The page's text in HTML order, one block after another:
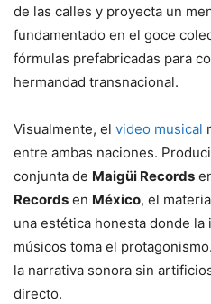
de las calles y proyecta un
fundamentado en el goce
fórmulas prefabricadas para
hermandad transnacional.
Visualmente, el video musical
entre ambas naciones.
conjunta de Maigüi Records
Records en México, el
una estética honesta donde
músicos toma el
la narrativa sonora sin
directo.